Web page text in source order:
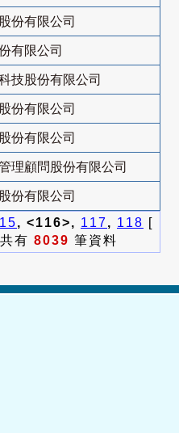
份有限公司
有限公司
技股份有限公司
份有限公司
份有限公司
理顧問股份有限公司
份有限公司
, <116>, 117, 118 [
有 8039 筆資料